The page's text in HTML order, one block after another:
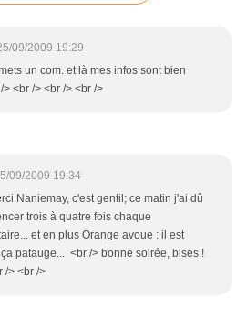
09/2009 19:29
un com. et là mes infos sont bien
<br /> <br /> <br />
09/2009 19:34
Naniemay, c'est gentil; ce matin j'ai dû
trois à quatre fois chaque
et en plus Orange avoue : il est
patauge... <br /> bonne soirée, bises !
/> <br />